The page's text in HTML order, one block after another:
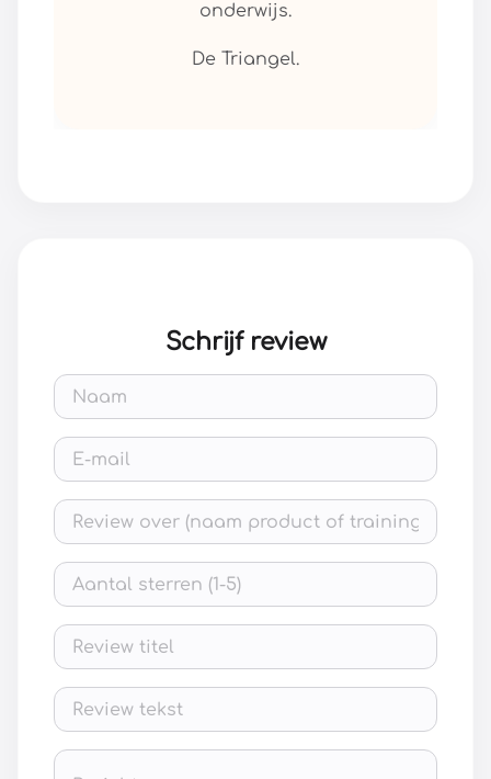
onderwijs.
De Triangel.
Schrijf review